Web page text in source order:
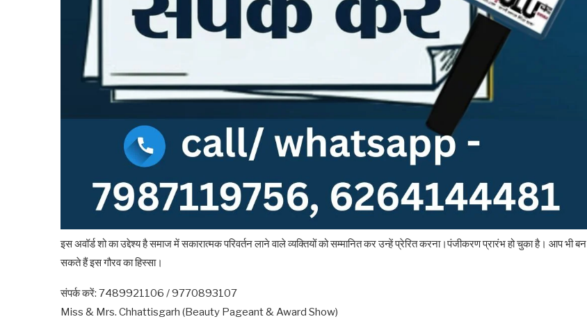
इस अवॉर्ड शो का उद्देश्य है समाज में सकारात्मक परिवर्तन लाने वाले व्यक्तियों को सम्मानित कर उन्हें प्रेरित करना।पंजीकरण प्रारंभ हो चुका है। आप भी बन
सकते हैं इस गौरव का हिस्सा।
संपर्क करें: 7489921106 / 9770893107
Miss & Mrs. Chhattisgarh (Beauty Pageant & Award Show)